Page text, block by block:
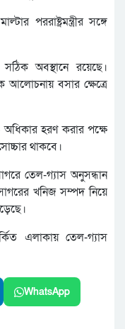
পররাষ্ট্রমন্ত্রীর সঙ্গে
সঠিক অবস্থানে রয়েছে।
আলোচনায় বসার ক্ষেত্রে
হরণ করার পক্ষে
থাকবে।
তেল-গ্যাস অনুসন্ধান
খনিজ সম্পদ নিয়ে
এলাকায় তেল-গ্যাস
WhatsApp